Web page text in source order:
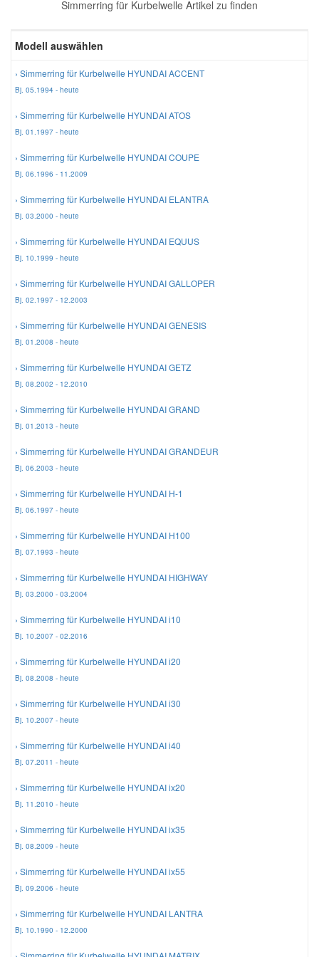
Simmerring für Kurbelwelle Artikel zu finden
Modell auswählen
› Simmerring für Kurbelwelle HYUNDAI ACCENT
Bj. 05.1994 - heute
› Simmerring für Kurbelwelle HYUNDAI ATOS
Bj. 01.1997 - heute
› Simmerring für Kurbelwelle HYUNDAI COUPE
Bj. 06.1996 - 11.2009
› Simmerring für Kurbelwelle HYUNDAI ELANTRA
Bj. 03.2000 - heute
› Simmerring für Kurbelwelle HYUNDAI EQUUS
Bj. 10.1999 - heute
› Simmerring für Kurbelwelle HYUNDAI GALLOPER
Bj. 02.1997 - 12.2003
› Simmerring für Kurbelwelle HYUNDAI GENESIS
Bj. 01.2008 - heute
› Simmerring für Kurbelwelle HYUNDAI GETZ
Bj. 08.2002 - 12.2010
› Simmerring für Kurbelwelle HYUNDAI GRAND
Bj. 01.2013 - heute
› Simmerring für Kurbelwelle HYUNDAI GRANDEUR
Bj. 06.2003 - heute
› Simmerring für Kurbelwelle HYUNDAI H-1
Bj. 06.1997 - heute
› Simmerring für Kurbelwelle HYUNDAI H100
Bj. 07.1993 - heute
› Simmerring für Kurbelwelle HYUNDAI HIGHWAY
Bj. 03.2000 - 03.2004
› Simmerring für Kurbelwelle HYUNDAI i10
Bj. 10.2007 - 02.2016
› Simmerring für Kurbelwelle HYUNDAI i20
Bj. 08.2008 - heute
› Simmerring für Kurbelwelle HYUNDAI i30
Bj. 10.2007 - heute
› Simmerring für Kurbelwelle HYUNDAI i40
Bj. 07.2011 - heute
› Simmerring für Kurbelwelle HYUNDAI ix20
Bj. 11.2010 - heute
› Simmerring für Kurbelwelle HYUNDAI ix35
Bj. 08.2009 - heute
› Simmerring für Kurbelwelle HYUNDAI ix55
Bj. 09.2006 - heute
› Simmerring für Kurbelwelle HYUNDAI LANTRA
Bj. 10.1990 - 12.2000
Zündanlage und Glühanlage
Mercedes Ersatzteile
Mini Ersatzteile
Mitsubishi Ersatzteile
Nissan Ersatzteile
Porsche Ersatzteile
Seat Ersatzteile
Skoda Ersatzteile
Smart Ersatzteile
Suzuki Ersatzteile
Toyota Ersatzteile
Vauxhall Ersatzteile
Volvo Ersatzteile